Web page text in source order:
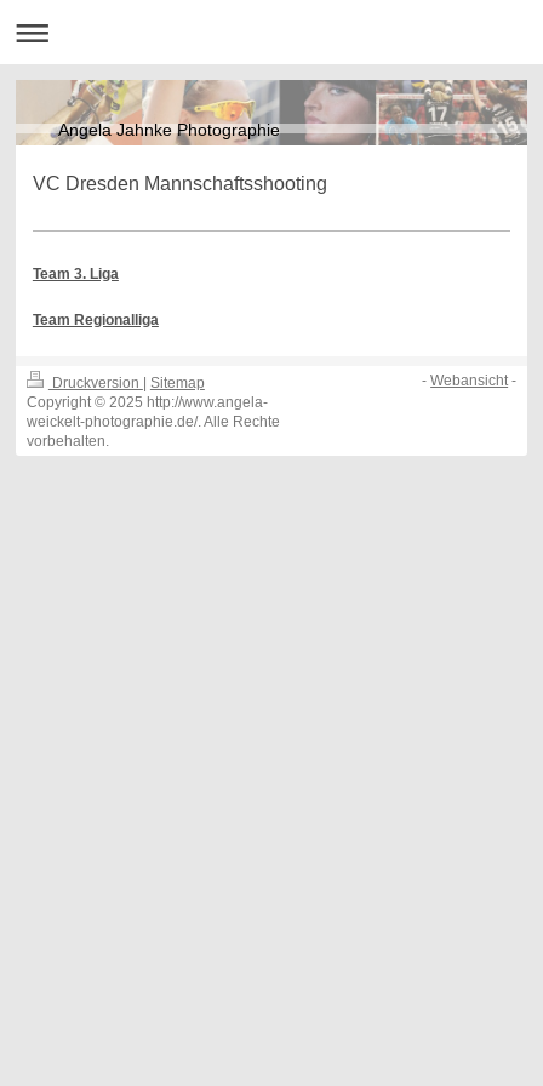
Angela Jahnke Photographie
VC Dresden Mannschaftsshooting
Team 3. Liga
Team Regionalliga
Druckversion
Sitemap
Copyright © 2025 http://www.angela-
weickelt-photographie.de/. Alle Rechte
vorbehalten.
-Webansicht-